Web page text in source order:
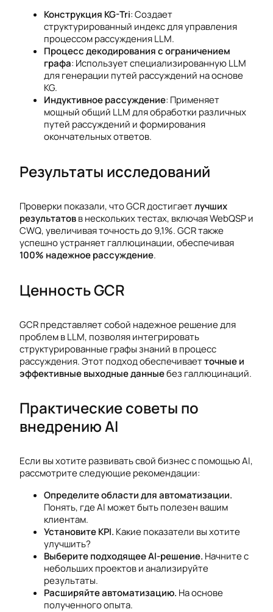
Конструкция KG-Tri: Создает
структурированный индекс для управления
процессом рассуждения LLM.
Процесс декодирования с ограничением
графа: Использует специализированную LLM
для генерации путей рассуждений на основе
KG.
Индуктивное рассуждение: Применяет
мощный общий LLM для обработки различных
путей рассуждений и формирования
окончательных ответов.
Результаты исследований
Проверки показали, что GCR достигаетлучших
результатовв нескольких тестах, включая WebQSP и
CWQ, увеличивая точность до 9,1%. GCR также
успешно устраняет галлюцинации, обеспечивая
100% надежное рассуждение.
Ценность GCR
GCR представляет собой надежное решение для
проблем в LLM, позволяя интегрировать
структурированные графы знаний в процесс
рассуждения. Этот подход обеспечиваетточные и
эффективные выходные данныебез галлюцинаций.
Практические советы по
внедрению AI
Если вы хотите развивать свой бизнес с помощью AI,
рассмотрите следующие рекомендации:
Определите области для автоматизации.
Понять, где AI может быть полезен вашим
клиентам.
Установите KPI. Какие показатели вы хотите
улучшить?
Выберите подходящее AI-решение. Начните с
небольших проектов и анализируйте
результаты.
Расширяйте автоматизацию. На основе
полученного опыта.